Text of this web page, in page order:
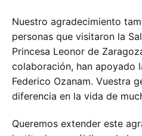
Nuestro agradecimiento
personas que visitaron la
Princesa Leonor de
colaboración, han apoyado
Federico Ozanam. Vuestra
diferencia en la vida de
Queremos extender este